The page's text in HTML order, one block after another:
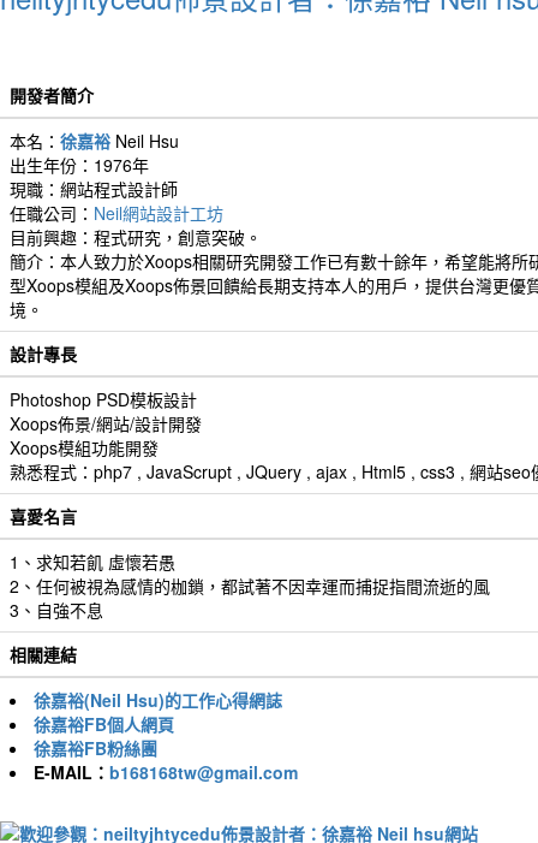
開發者簡介
本名： 徐嘉裕 Neil Hsu
出生年份：1976年
現職：網站程式設計師
任職公司： Neil網站設計工坊
目前興趣：程式研究，創意突破。
簡介：本人致力於Xoops相關研究開發工作已有數十餘年，希望能將所
型Xoops模組及Xoops佈景回饋給長期支持本人的用戶，提供台灣更優
境。
設計專長
Photoshop PSD模板設計
Xoops佈景/網站/設計開發
Xoops模組功能開發
熟悉程式：php7 , JavaScrupt , JQuery , ajax , Html5 , css3 , 網站seo
喜愛名言
1、求知若飢 虛懷若愚
2、任何被視為感情的枷鎖，都試著不因幸運而捕捉指間流逝的風
3、自強不息
相關連結
徐嘉裕(Neil Hsu)的工作心得網誌
徐嘉裕FB個人網頁
徐嘉裕FB粉絲團
E-MAIL： b168168tw@gmail.com